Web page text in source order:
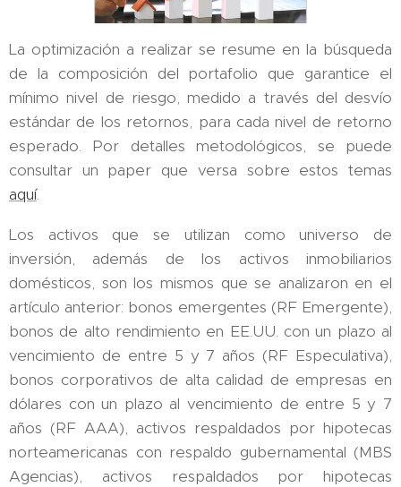
La optimización a realizar se resume en la búsqueda
de la composición del portafolio que garantice el
mínimo nivel de riesgo, medido a través del desvío
estándar de los retornos, para cada nivel de retorno
esperado. Por detalles metodológicos, se puede
consultar un paper que versa sobre estos temas
aquí.
Los activos que se utilizan como universo de
inversión, además de los activos inmobiliarios
domésticos, son los mismos que se analizaron en el
artículo anterior: bonos emergentes (RF Emergente),
bonos de alto rendimiento en EE.UU. con un plazo al
vencimiento de entre 5 y 7 años (RF Especulativa),
bonos corporativos de alta calidad de empresas en
dólares con un plazo al vencimiento de entre 5 y 7
años (RF AAA), activos respaldados por hipotecas
norteamericanas con respaldo gubernamental (MBS
Agencias), activos respaldados por hipotecas